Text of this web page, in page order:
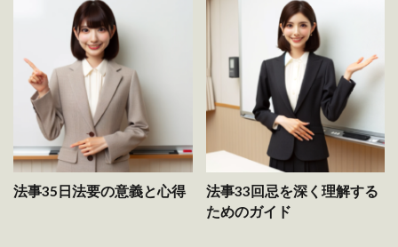
法事35日法要の意義と心得
法事33回忌を深く理解する
ためのガイド